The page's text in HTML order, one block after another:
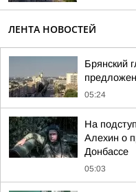
ЛЕНТА НОВОСТЕЙ
Брянский
05:24
На
Алехин о
Донбассе
05:03